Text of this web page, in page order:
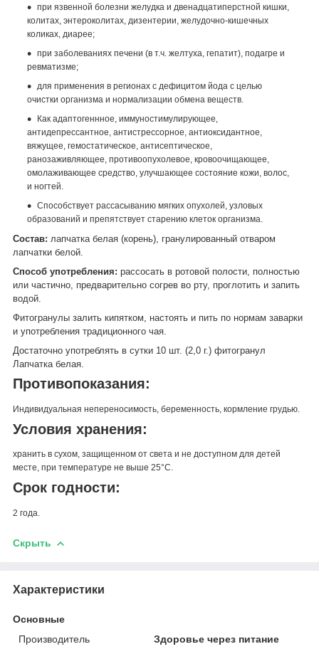
при язвенной болезни желудка и двенадцатиперстной кишки,
колитах, энтероколитах, дизентерии, желудочно-кишечных
коликах, диарее;
при заболеваниях печени (в т.ч. желтуха, гепатит), подагре и
ревматизме;
для применения в регионах с дефицитом йода с целью
очистки организма и нормализации обмена веществ.
Как адаптогеннное, иммуностимулирующее,
антидепрессантное, антистрессорное, антиоксидантное,
вяжущее, гемостатическое, антисептическое,
ранозаживляющее, противоопухолевое, кровоочищающее,
омолаживающее средство, улучшающее состояние кожи, волос,
и ногтей.
Способствует рассасыванию мягких опухолей, узловых
образований и препятствует старению клеток организма.
Состав: лапчатка белая (корень), гранулированный отваром
лапчатки белой.
Способ употребления: рассосать в ротовой полости, полностью
или частично, предварительно согрев во рту, проглотить и запить
водой.
Фитогранулы залить кипятком, настоять и пить по нормам заварки
и употребления традиционного чая.
Достаточно употреблять в сутки 10 шт. (2,0 г.) фитогранул
Лапчатка белая.
Противопоказания:
Индивидуальная непереносимость, беременность, кормление грудью.
Условия хранения:
хранить в сухом, защищенном от света и не доступном для детей
месте, при температуре не выше 25°С.
Срок годности:
2 года.
Скрыть
Характеристики
Основные
Производитель
Здоровье через питание